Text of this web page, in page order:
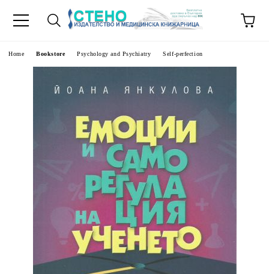
Home Bookstore Psychology and Psychiatry Self-perfection